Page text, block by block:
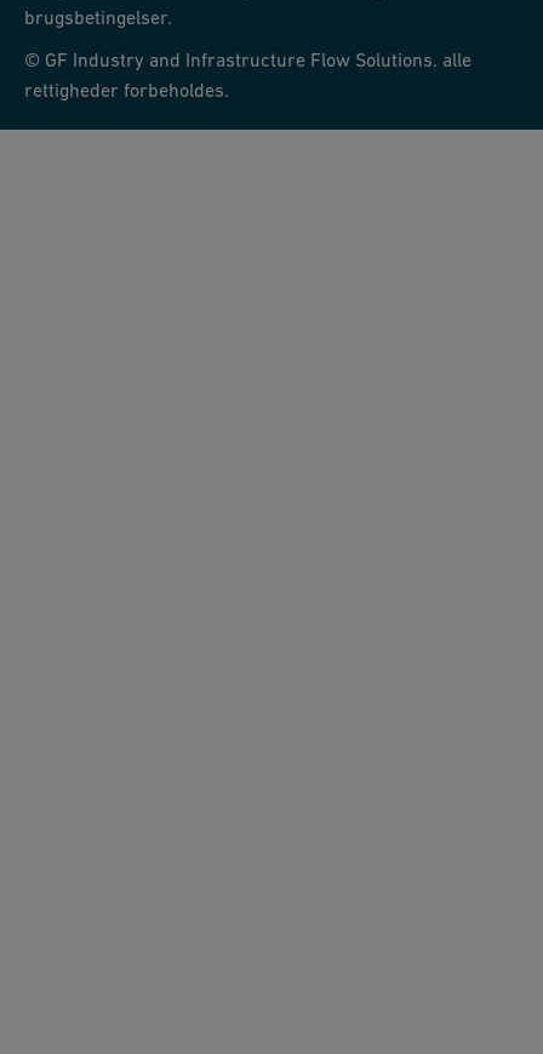
brugsbetingelser.
© GF Industry and Infrastructure Flow Solutions. alle
rettigheder forbeholdes.